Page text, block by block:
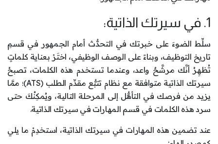
1. في سيرتك الذاتية:
سلِّط الضوءَ على خبرتك في التحدُّث أمام الجمهور في قسمِ
تاريخ التوظيف، وبناءً على الوصف الوظيفي، اختَرْ بعناية كلماتٍ
تُظهِرُ أنَّك مرشَّحٌ واعد، وعندما تستخدم هذه الكلمات، تصبحُ
سيرتك الذاتية متوافقة مع نظام تتبُّع مقدِّم الطلب (ATS)؛ ممَّا
يزيد من فرصك في التأهُّل إلى المرحلة التالية، ويُمكِنُكَ حتى
سرد هذه الكلمات في قسم المهارات في سيرتك الذاتية.
عند تضمين هذه المهارات في سيرتك الذاتية، استخدِمْ ما يلي